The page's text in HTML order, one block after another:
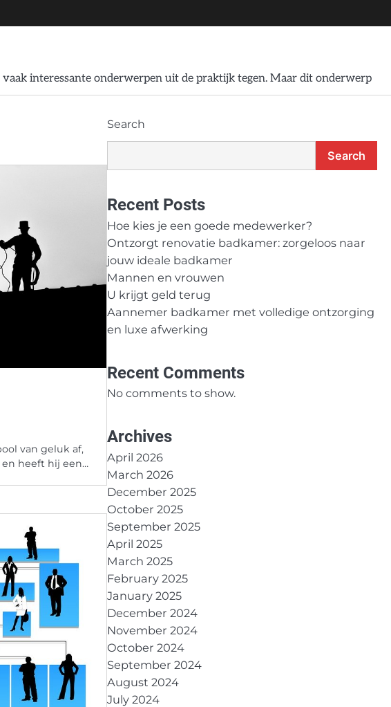
interessante onderwerpen uit de praktijk tegen. Maar dit onderwerp
van geluk af,
heeft hij een…
Search
Search
Recent Posts
Hoe kies je een goede medewerker?
Ontzorgt renovatie badkamer: zorgeloos naar
jouw ideale badkamer
Mannen en vrouwen
U krijgt geld terug
Aannemer badkamer met volledige ontzorging
en luxe afwerking
Recent Comments
No comments to show.
Archives
April 2026
March 2026
December 2025
October 2025
September 2025
April 2025
March 2025
February 2025
January 2025
December 2024
November 2024
October 2024
September 2024
August 2024
July 2024